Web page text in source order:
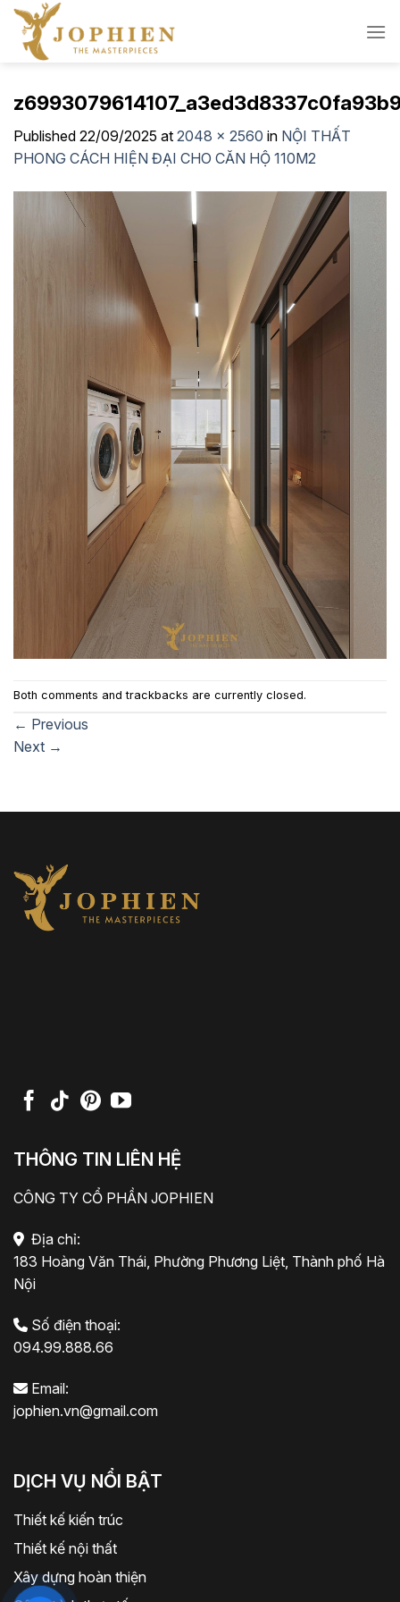
Skip
content
Published 22/09/2025 at 2048 × 2560 in NỘI THẤT
PHONG CÁCH HIỆN ĐẠI CHO CĂN HỘ 110M2
Both comments and trackbacks are currently closed.
← Previous
Next →
THÔNG TIN LIÊN HỆ
CÔNG TY CỔ PHẦN JOPHIEN
Địa chỉ:
183 Hoàng Văn Thái, Phường Phương Liệt, Thành phố Hà
Nội
Số điện thoại:
094.99.888.66
Email:
jophien.vn@gmail.com
DỊCH VỤ NỔI BẬT
Thiết kế kiến trúc
Thiết kế nội thất
Xây dựng hoàn thiện